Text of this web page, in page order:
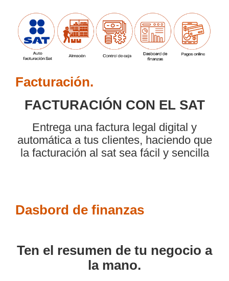
Facturación.
FACTURACIÓN CON EL SAT
Entrega una factura legal digital y
automática a tus clientes, haciendo que
la facturación al sat sea fácil y sencilla
Dasbord de finanzas
Ten el resumen de tu negocio a
la mano.